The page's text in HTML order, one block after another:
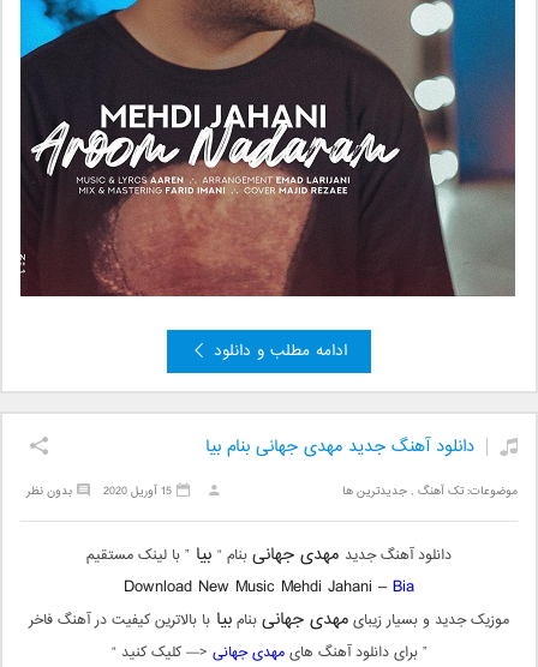
ادامه مطلب و دانلود
دانلود آهنگ جدید مهدی جهانی بنام بیا
موضوعات:تک آهنگ ,جدیدترین ها بدون نظر 15 آوریل 2020
دانلود آهنگ جدید مهدی جهانیبنام “ بیا ” با لینک مستقیم
Download New Music Mehdi Jahani –Bia
موزیک جدید و بسیار زیبایمهدی جهانیبنامبیا با بالاترین کیفیت در آهنگ فاخر
” برای دانلود آهنگ هایمهدی جهانی <— کلیک کنید “